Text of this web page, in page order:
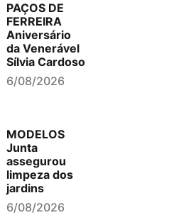
PAÇOS DE
FERREIRA
Aniversário
da Venerável
Sílvia Cardoso
6/08/2026
MODELOS
Junta
assegurou
limpeza dos
jardins
6/08/2026